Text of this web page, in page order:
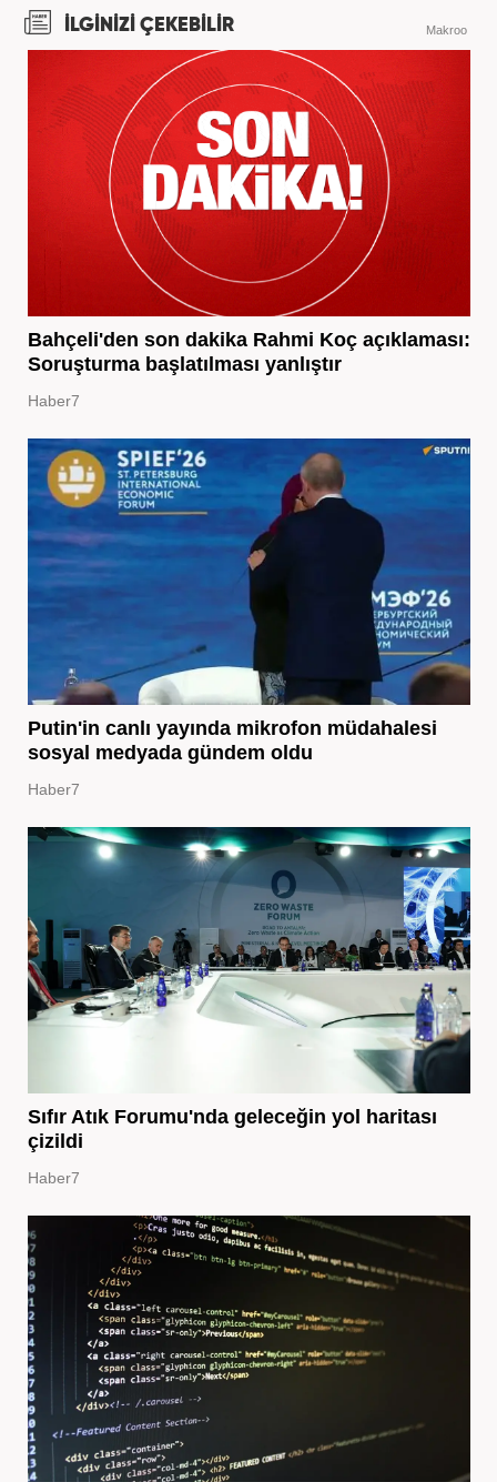
İLGİNİZİ ÇEKEBİLİR Makroo
Bahçeli'den son dakika Rahmi Koç açıklaması:
Soruşturma başlatılması yanlıştır
Haber7
Putin'in canlı yayında mikrofon müdahalesi
sosyal medyada gündem oldu
Haber7
Sıfır Atık Forumu'nda geleceğin yol haritası
çizildi
Haber7